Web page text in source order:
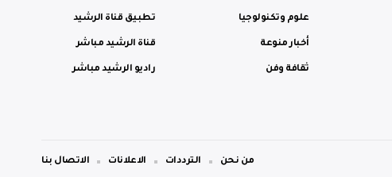
علوم وتكنولوجيا
أخبار منوعة
ثقافة وفن
تطبيق قناة الرشيد
قناة الرشيد مباشر
راديو الرشيد مباشر
من نحن الترددات الاعلانات الاتصال بنا